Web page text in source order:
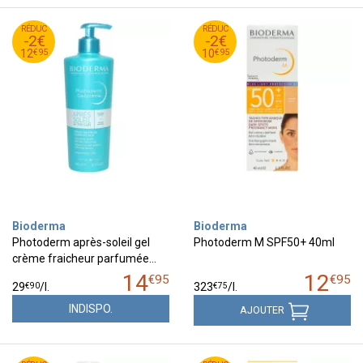
RÉDUC
-2€
12€95
14
€
95
12
€
95
Bioderma
Photoderm après-soleil gel
crème fraicheur parfumée…
14€95
29€90/
INDISPO.
RÉDUC
-2€
10€95
12
€
95
10
€
95
Bioderma
Photoderm M SPF50+ 40ml
12€95
323€75/
AJOUTER